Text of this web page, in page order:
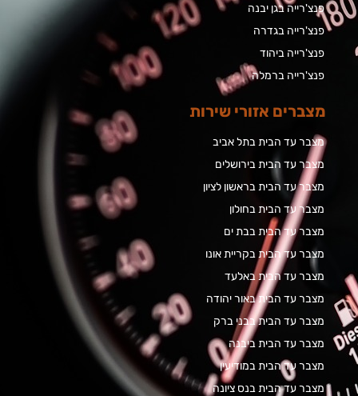
פנצ'רייה בגן יבנה
פנצ'רייה בגדרה
פנצ'רייה ביהוד
פנצ'רייה ברמלה
מצברים אזורי שירות
מצבר עד הבית בתל אביב
מצבר עד הבית בירושלים
מצבר עד הבית בראשון לציון
מצבר עד הבית בחולון
מצבר עד הבית בבת ים
מצבר עד הבית בקריית אונו
מצבר עד הבית באלעד
מצבר עד הבית באור יהודה
מצבר עד הבית בבני ברק
מצבר עד הבית ביבנה
מצבר עד הבית במודיעין
מצבר עד הבית בנס ציונה